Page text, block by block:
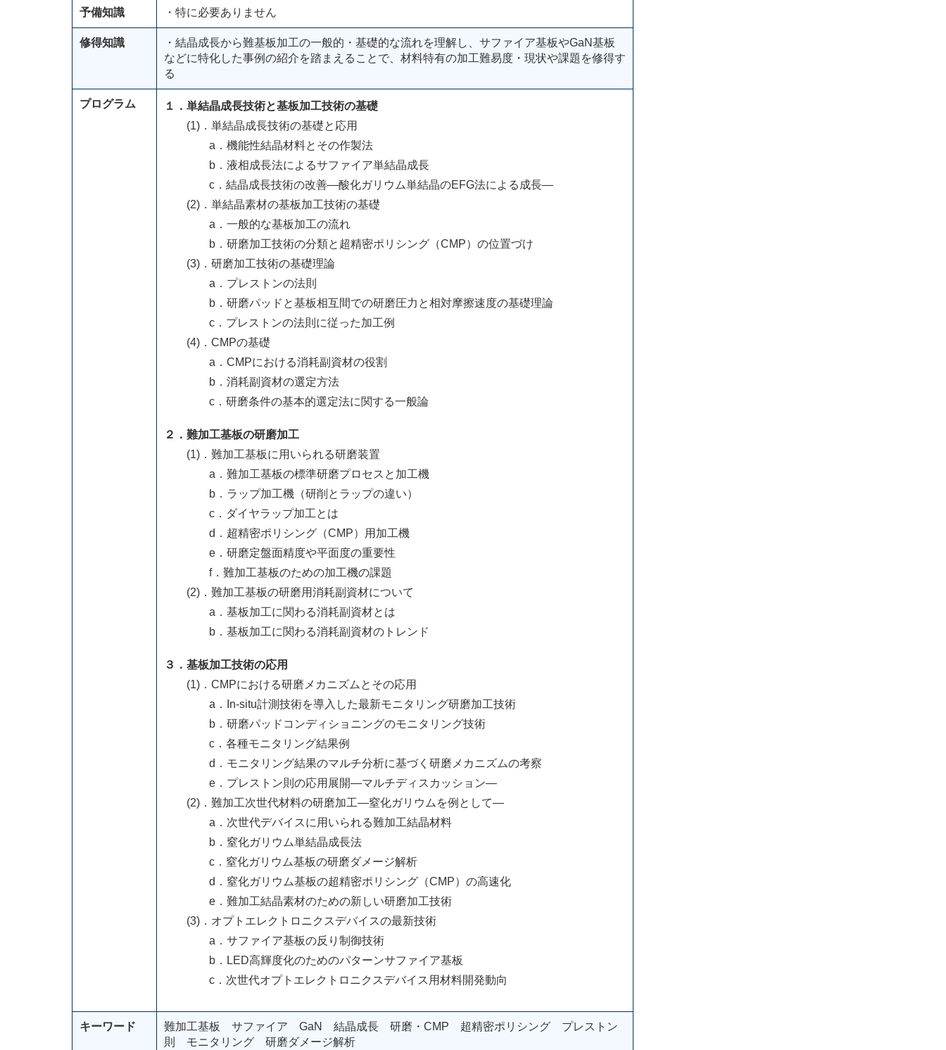
予備知識 ・特に必要ありません
修得知識
・結晶成長から難基板加工の一般的・基礎的な流れを理解し、サファイア基板やGaN基板
などに特化した事例の紹介を踏まえることで、材料特有の加工難易度・現状や課題を修得す
る
プログラム
１．単結晶成長技術と基板加工技術の基礎
(1)．単結晶成長技術の基礎と応用
a．機能性結晶材料とその作製法
b．液相成長法によるサファイア単結晶成長
c．結晶成長技術の改善―酸化ガリウム単結晶のEFG法による成長―
(2)．単結晶素材の基板加工技術の基礎
a．一般的な基板加工の流れ
b．研磨加工技術の分類と超精密ポリシング（CMP）の位置づけ
(3)．研磨加工技術の基礎理論
a．プレストンの法則
b．研磨パッドと基板相互間での研磨圧力と相対摩擦速度の基礎理論
c．プレストンの法則に従った加工例
(4)．CMPの基礎
a．CMPにおける消耗副資材の役割
b．消耗副資材の選定方法
c．研磨条件の基本的選定法に関する一般論
２．難加工基板の研磨加工
(1)．難加工基板に用いられる研磨装置
a．難加工基板の標準研磨プロセスと加工機
b．ラップ加工機（研削とラップの違い）
c．ダイヤラップ加工とは
d．超精密ポリシング（CMP）用加工機
e．研磨定盤面精度や平面度の重要性
f．難加工基板のための加工機の課題
(2)．難加工基板の研磨用消耗副資材について
a．基板加工に関わる消耗副資材とは
b．基板加工に関わる消耗副資材のトレンド
３．基板加工技術の応用
(1)．CMPにおける研磨メカニズムとその応用
a．In-situ計測技術を導入した最新モニタリング研磨加工技術
b．研磨パッドコンディショニングのモニタリング技術
c．各種モニタリング結果例
d．モニタリング結果のマルチ分析に基づく研磨メカニズムの考察
e．プレストン則の応用展開―マルチディスカッション―
(2)．難加工次世代材料の研磨加工―窒化ガリウムを例として―
a．次世代デバイスに用いられる難加工結晶材料
b．窒化ガリウム単結晶成長法
c．窒化ガリウム基板の研磨ダメージ解析
d．窒化ガリウム基板の超精密ポリシング（CMP）の高速化
e．難加工結晶素材のための新しい研磨加工技術
(3)．オプトエレクトロニクスデバイスの最新技術
a．サファイア基板の反り制御技術
b．LED高輝度化のためのパターンサファイア基板
c．次世代オプトエレクトロニクスデバイス用材料開発動向
キーワード
難加工基板 サファイア GaN 結晶成長 研磨・CMP 超精密ポリシング プレストン
則 モニタリング 研磨ダメージ解析